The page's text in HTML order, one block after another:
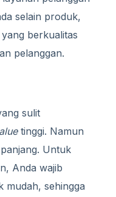
selain produk,
berkualitas
pelanggan.
sulit
tinggi. Namun
Untuk
Anda wajib
mudah, sehingga